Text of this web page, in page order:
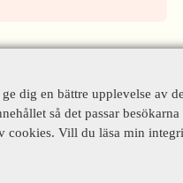
dig en bättre upplevelse av
så det passar
cookies. Vill du läsa min